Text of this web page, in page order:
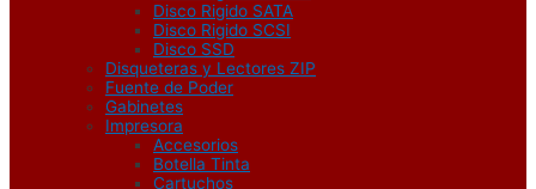
Disco Rigido SATA
Disco Rigido SCSI
Disco SSD
Disqueteras y Lectores ZIP
Fuente de Poder
Gabinetes
Impresora
Accesorios
Botella Tinta
Cartuchos